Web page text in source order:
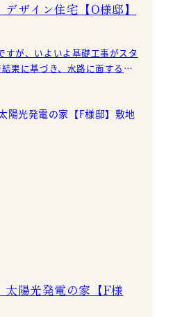
ザイン住宅【O様邸】
すが、いよいよ基礎工事がスタ
陽光発電の家【F様